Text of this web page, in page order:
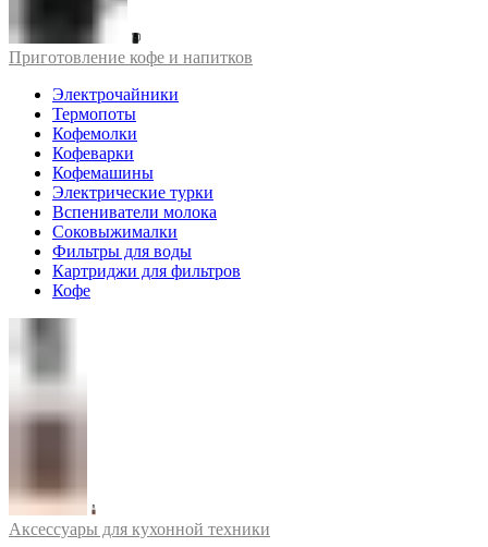
Приготовление кофе и напитков
Электрочайники
Термопоты
Кофемолки
Кофеварки
Кофемашины
Электрические турки
Вспениватели молока
Соковыжималки
Фильтры для воды
Картриджи для фильтров
Кофе
Аксессуары для кухонной техники